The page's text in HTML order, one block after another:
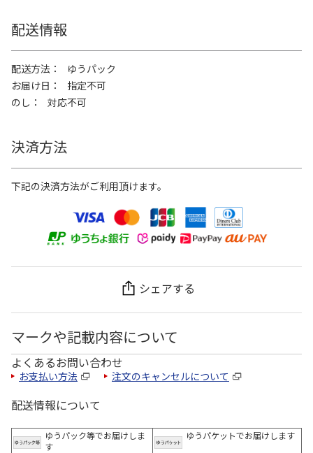
配送情報
配送方法
ゆうパック
お届け日
指定不可
のし
対応不可
決済方法
下記の決済方法がご利用頂けます。
シェアする
マークや記載内容について
よくあるお問い合わせ
お支払い方法 注文のキャンセルについて
配送情報について
ゆうパック等でお届けしま
す
ゆうパケットでお届けします